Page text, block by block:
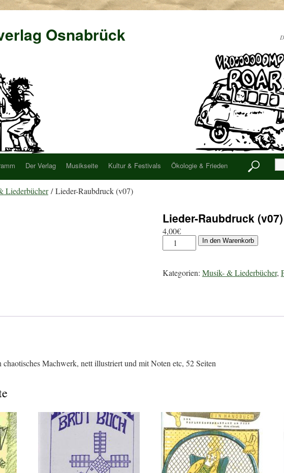
Osnabrück
Der Verlag Musikseite Kultur & Festivals Ökologie & Frieden
Liederbücher/ Lieder-Raubdruck (v07)
Lieder-Raubdruck (v07)
4,00€
In den Warenkorb
Kategorien: Musik- & Liederbücher,
Machwerk, nett illustriert und mit Noten etc, 52 Seiten